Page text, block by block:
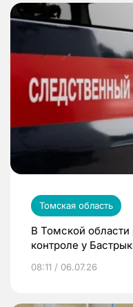
Томская область
В Томской
контроле у
08:11 / 06.07.26